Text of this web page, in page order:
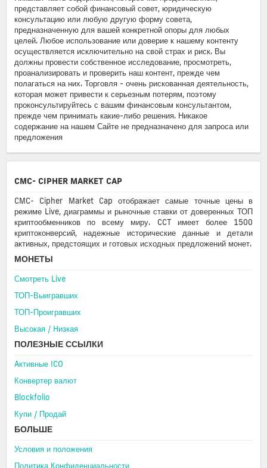
представляет собой финансовый совет, юридическую
консультацию или любую другую форму совета,
предназначенную для вашей конкретной опоры для любых
целей. Любое использование или доверие к нашему контенту
осуществляется исключительно на свой страх и риск. Вы
должны провести собственное исследование, просмотреть,
проанализировать и проверить наш контент, прежде чем
полагаться на них. Торговля - очень рискованная деятельность,
которая может привести к серьезным потерям, поэтому
проконсультируйтесь с вашим финансовым консультантом,
прежде чем принимать какие-либо решения. Никакое
содержание на нашем Сайте не предназначено для запроса или
предложения
CMC- CIPHER MARKET CAP
CMC- Cipher Market Cap отображает самые точные цены в
режиме Live, диаграммы и рыночные ставки от доверенных ТОП
криптообменников по всему миру. CCT имеет более 1500
криптоконверсий, надежные исторические данные и детали
активных, предстоящих и готовых исходных предложений монет.
МОНЕТЫ
Смотреть Live
ТОП-Выигравших
ТОП-Проигравших
Высокая / Hизкая
ПОЛЕЗНЫЕ ССЫЛКИ
Aктивные ICO
Конвертер валют
Blockfolio
Купи / Продай
БОЛЬШЕ
Условия и положения
Политика Конфиденциальности